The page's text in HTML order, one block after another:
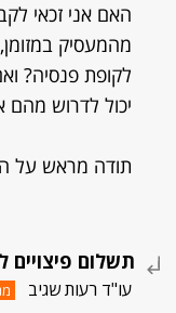
האם אני זכאי
מהמעסיק
לקופת פנסיה?
יכול לדרוש
תודה מראש על
תשלום פיצויים
עו"ד רעות שגיב